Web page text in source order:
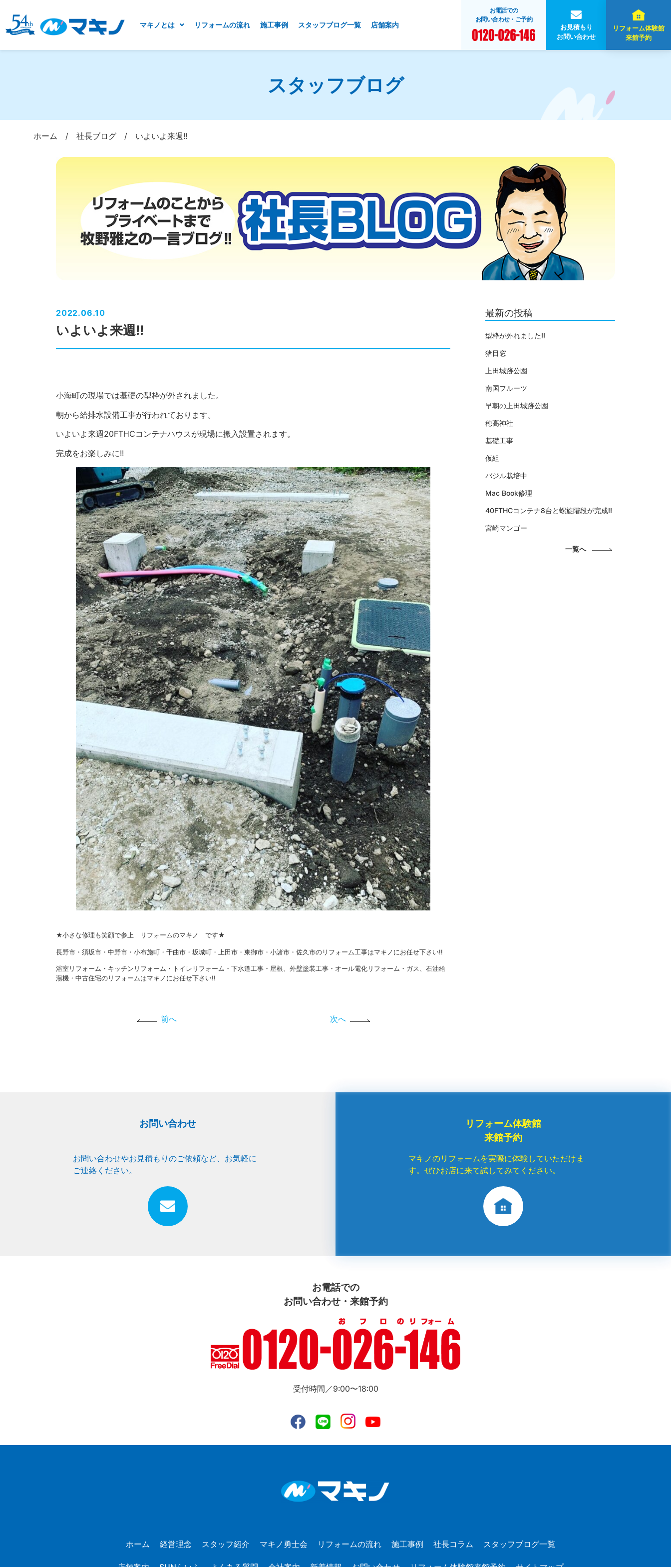
マキノとは リフォームの流れ 施工事例 スタッフブログ一覧 店舗案内
お電話での
お問い合わせ・ご予約
お見積もり
お問い合わせ
リフォーム体験館
来館予約
スタッフブログ
ホーム /社長ブログ / いよいよ来週!!
2022.06.10
いよいよ来週!!
小海町の現場では基礎の型枠が外されました。
朝から給排水設備工事が行われております。
いよいよ来週20FTHCコンテナハウスが現場に搬入設置されます。
完成をお楽しみに!!
★小さな修理も笑顔で参上 リフォームのマキノ です★
長野市・須坂市・中野市・小布施町・千曲市・坂城町・上田市・東御市・小諸市・佐久市のリフォーム工事はマキノにお任せ下さい!!
浴室リフォーム・キッチンリフォーム・トイレリフォーム・下水道工事・屋根、外壁塗装工事・オール電化リフォーム・ガス、石油給
湯機・中古住宅のリフォームはマキノにお任せ下さい!!
前へ 次へ
最新の投稿
型枠が外れました!!
猪目窓
上田城跡公園
南国フルーツ
早朝の上田城跡公園
穂高神社
基礎工事
仮組
バジル栽培中
Mac Book修理
40FTHCコンテナ8台と螺旋階段が完成!!
宮崎マンゴー
一覧へ
お問い合わせ
お問い合わせやお見積もりのご依頼など、お気軽に
ご連絡ください。
リフォーム体験館
来館予約
マキノのリフォームを実際に体験していただけま
す。ぜひお店に来て試してみてください。
お電話での
お問い合わせ・来館予約
受付時間／9:00〜18:00
ホーム 経営理念 スタッフ紹介 マキノ勇士会 リフォームの流れ 施工事例 社長コラム スタッフブログ一覧